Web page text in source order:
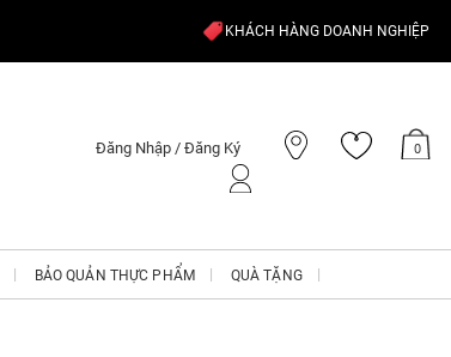
KHÁCH HÀNG DOANH NGHIỆP
Đăng Nhập / Đăng Ký 0
BẢO QUẢN THỰC PHẨM QUÀ TẶNG